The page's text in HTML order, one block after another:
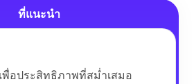
ที่แนะนำ
พื่อประสิทธิภาพที่สม่ำเสมอ